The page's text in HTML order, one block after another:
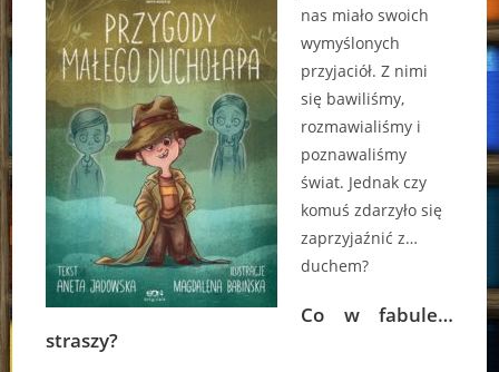
nas miało swoich
wymyślonych
przyjaciół. Z nimi
się bawiliśmy,
rozmawialiśmy i
poznawaliśmy
świat. Jednak czy
komuś zdarzyło się
zaprzyjaźnić z…
duchem?
Co w fabule…
straszy?